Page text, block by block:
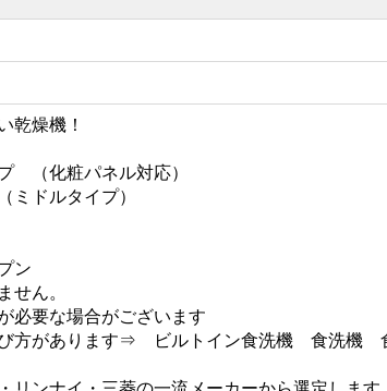
乾燥機！
（化粧パネル対応）
ミドルタイプ）
ン
せん。
必要な場合がございます
び方があります⇒ ビルトイン食洗機 食洗機